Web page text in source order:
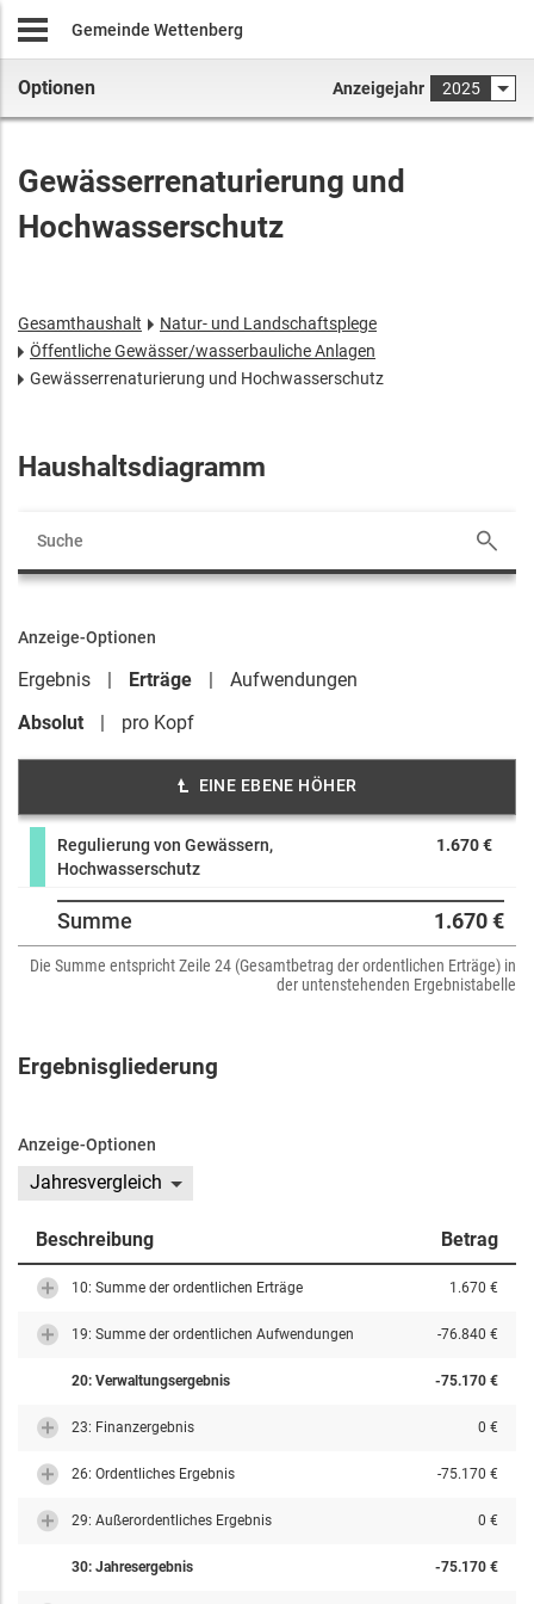
Gemeinde Wettenberg
Optionen Anzeigejahr 2025
Gewässerrenaturierung und
Hochwasserschutz
Gesamthaushalt
Natur- und Landschaftsplege
Öffentliche Gewässer/wasserbauliche Anlagen
Gewässerrenaturierung und Hochwasserschutz
Haushaltsdiagramm
Anzeige-Optionen
Ergebnis Erträge
Aufwendungen
Absolut
pro Kopf
EINE EBENE HÖHER
Regulierung von Gewässern,
Hochwasserschutz
1.670 €
Summe 1.670 €
Die Summe entspricht Zeile 24 (Gesamtbetrag der ordentlichen Erträge) in
der untenstehenden Ergebnistabelle
Ergebnisgliederung
Anzeige-Optionen
Jahresvergleich
Beschreibung Betrag
10: Summe der ordentlichen Erträge 1.670 €
19: Summe der ordentlichen Aufwendungen -76.840 €
20: Verwaltungsergebnis -75.170 €
23: Finanzergebnis 0 €
26: Ordentliches Ergebnis -75.170 €
29: Außerordentliches Ergebnis 0 €
30: Jahresergebnis -75.170 €